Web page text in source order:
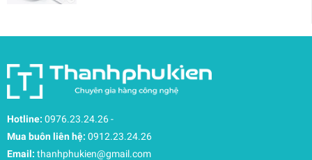
Hotline: 0976.23.24.26-
Mua buôn liên hệ: 0912.23.24.26
Email: thanhphukien@gmail.com